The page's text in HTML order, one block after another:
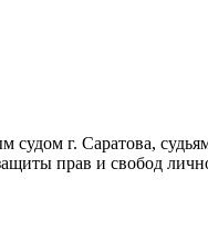
судом г. Саратова,
прав и свобод